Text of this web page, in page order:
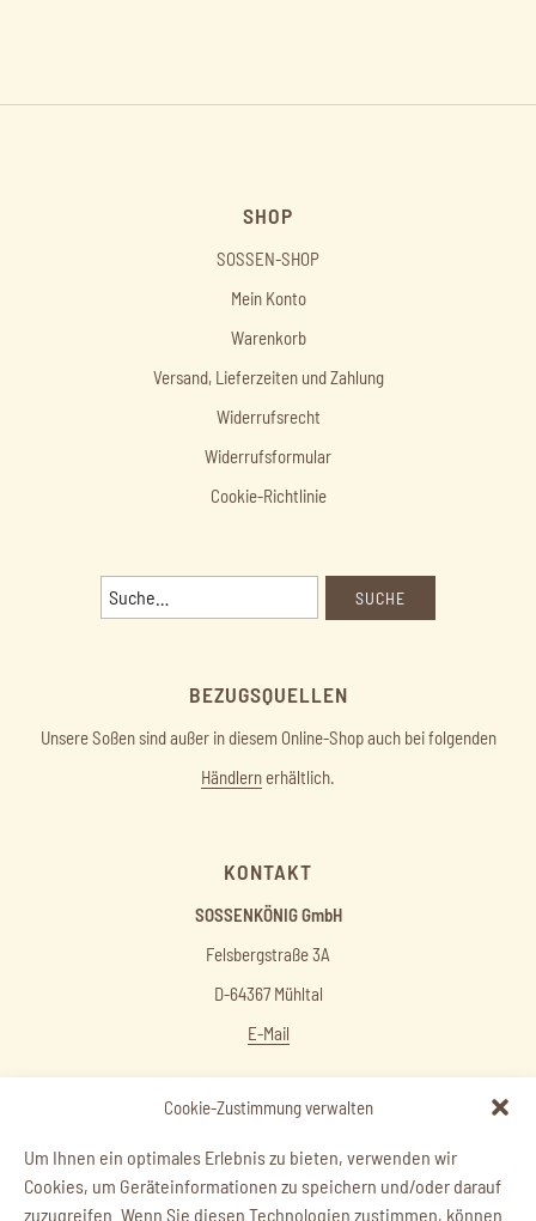
Cookie-Zustimmung verwalten
Um Ihnen ein optimales Erlebnis zu bieten, verwenden wir
Cookies, um Geräteinformationen zu speichern und/oder darauf
zuzugreifen. Wenn Sie diesen Technologien zustimmen, können
SHOP
SOSSEN-SHOP
Mein Konto
Warenkorb
Versand, Lieferzeiten und Zahlung
Widerrufsrecht
Widerrufsformular
Cookie-Richtlinie
BEZUGSQUELLEN
Unsere Soßen sind außer in diesem Online-Shop auch bei folgenden
Händlern erhältlich.
KONTAKT
SOSSENKÖNIG GmbH
Felsbergstraße 3A
D-64367 Mühltal
E-Mail
Menüelement
Menüelement